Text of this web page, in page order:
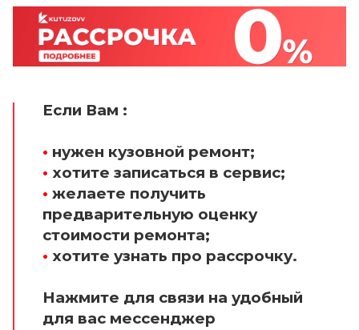
Если Вам :
• нужен кузовной ремонт;
• хотите записаться в сервис;
• желаете получить
предварительную оценку
стоимости ремонта;
• хотите узнать про рассрочку.
Нажмите для связи на удобный
для вас мессенджер